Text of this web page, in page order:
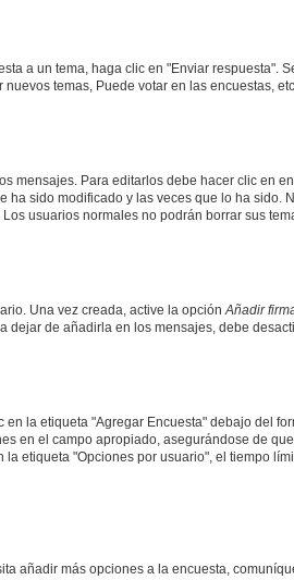
a un tema, haga clic en "Enviar respuesta".
temas, Puede votar en las encuestas, etc.
mensajes. Para editarlos debe hacer clic en
sido modificado y las veces que lo ha
usuarios normales no podrán borrar sus
Una vez creada, active la opción Añadir
dejar de añadirla en los mensajes, debe
la etiqueta "Agregar Encuesta" debajo del
en el campo apropiado, asegurándose de
etiqueta "Opciones por usuario", el tiempo
añadir más opciones a la encuesta,